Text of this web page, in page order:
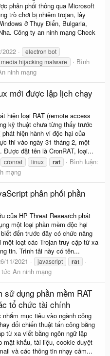
phân phối thông qua Microsoft
trò chơi bị nhiễm trojan, lây
ở Thụy Điển, Bulgaria,
Công ty an ninh mạng Check
2022
electron bot
hijacking malware
Bình
ninh mạng
mới được lập lịch chạy
hiện loại RAT (remote access
kỹ thuật chưa từng thấy trước
hiện hành vi độc hại của
thi vào ngày 31 tháng 2, một
Được đặt tên là CronRAT, loại...
cronrat linux rat
Bình luận:
mạng
phân phối phần
của HP Threat Research phát
một loại phần mềm độc hại
đến trước đây có chức năng
một loạt các Trojan truy cập từ xa
tin. Trình tải này có tên...
11/2021 javascript rat
An ninh mạng
sử dụng phần mềm RAT
tổ chức tài chính
mục tiêu vào ngành công
đổi chiến thuật tấn công bằng
từ xa viết bằng ngôn ngữ lập
mặt khẩu, tài liệu, cookie duyệt
và các thông tin nhạy cảm...